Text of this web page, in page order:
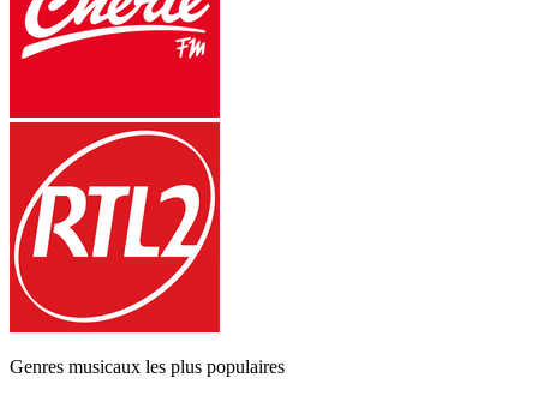
Genres musicaux les plus populaires